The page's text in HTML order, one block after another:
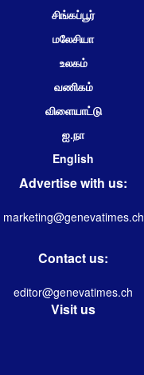
சிங்கப்பூர்
மலேசியா
உலகம்
வணிகம்
விளையாட்டு
ஐ.நா
English
Advertise with us:
marketing@genevatimes.ch
Contact us:
editor@genevatimes.ch
Visit us